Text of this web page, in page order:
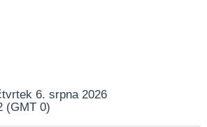
6. srpna 2026
(GMT 0)